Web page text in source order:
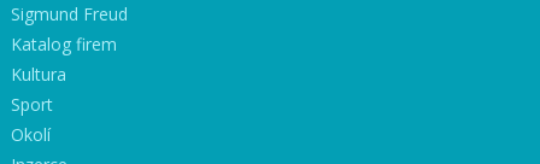
Sigmund Freud
Katalog firem
Kultura
Sport
Okolí